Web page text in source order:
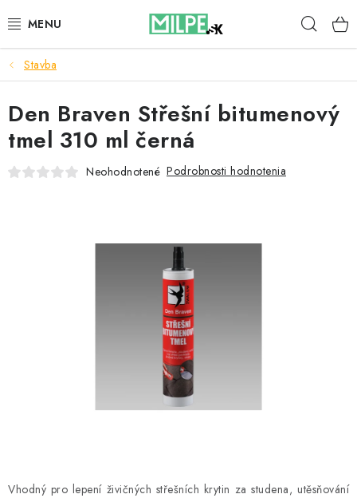
na
STREŠNÉ OKNÁ
PODKROVNÉ SCHODY
DOM A ZÁHRADA
Zásady používania súborov cookie
Podmínky ochrany osobních údajů
Stavba
Vhodný pro lepení živičných střešních krytin za studena, utěsňování
Den Braven Střešní bitumenový
tmel 310 ml černá
Neohodnotené Podrobnosti hodnotenia